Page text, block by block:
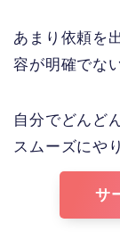
あまり依頼を
容が明確でな
自分でどんど
スムーズにや
サ